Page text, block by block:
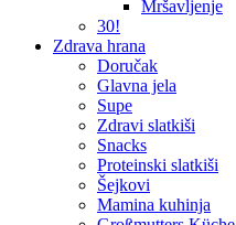
Mršavljenje
30!
Zdrava hrana
Doručak
Glavna jela
Supe
Zdravi slatkiši
Snacks
Proteinski slatkiši
Šejkovi
Mamina kuhinja